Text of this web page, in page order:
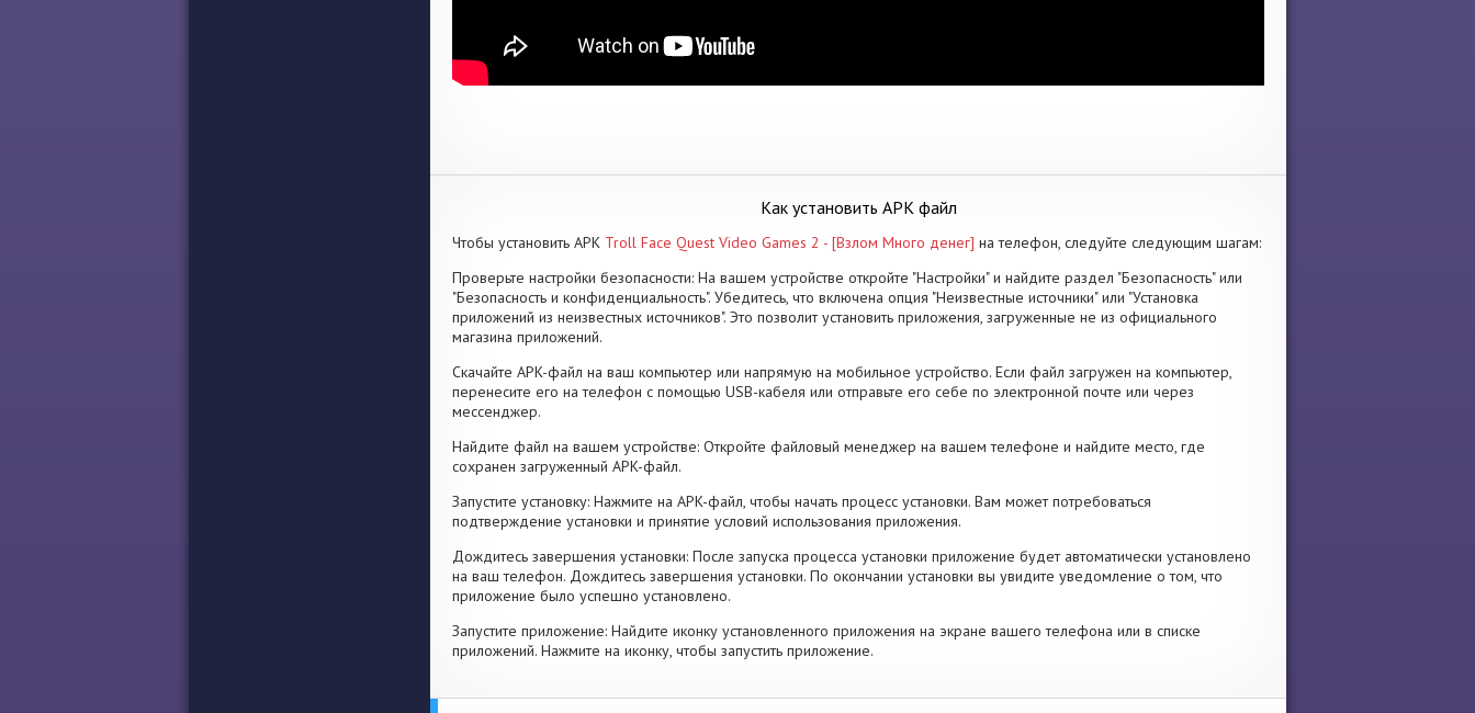
Как установить APK файл
Чтобы установить APK Troll Face Quest Video Games 2 - [Взлом Много денег] на телефон, следуйте следующим шагам:
Проверьте настройки безопасности: На вашем устройстве откройте "Настройки" и найдите раздел "Безопасность" или
"Безопасность и конфиденциальность". Убедитесь, что включена опция "Неизвестные источники" или "Установка
приложений из неизвестных источников". Это позволит установить приложения, загруженные не из официального
магазина приложений.
Скачайте APK-файл на ваш компьютер или напрямую на мобильное устройство. Если файл загружен на компьютер,
перенесите его на телефон с помощью USB-кабеля или отправьте его себе по электронной почте или через
мессенджер.
Найдите файл на вашем устройстве: Откройте файловый менеджер на вашем телефоне и найдите место, где
сохранен загруженный APK-файл.
Запустите установку: Нажмите на APK-файл, чтобы начать процесс установки. Вам может потребоваться
подтверждение установки и принятие условий использования приложения.
Дождитесь завершения установки: После запуска процесса установки приложение будет автоматически установлено
на ваш телефон. Дождитесь завершения установки. По окончании установки вы увидите уведомление о том, что
приложение было успешно установлено.
Запустите приложение: Найдите иконку установленного приложения на экране вашего телефона или в списке
приложений. Нажмите на иконку, чтобы запустить приложение.